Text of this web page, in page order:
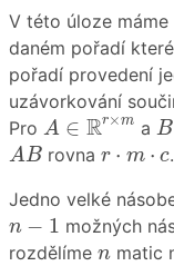
V této úloze
daném pořadí
pořadí provedení
uzávorkování
Pro A ∈ Rr×m
A∈Rr×m a B
B
AB
A B rovna r ⋅ m ⋅ c
r⋅ m⋅c
.
Jedno velké
n − 1
n
možných
rozdělíme n
n matic